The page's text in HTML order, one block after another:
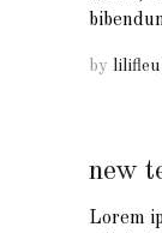
by lilifleu
new
Lorem